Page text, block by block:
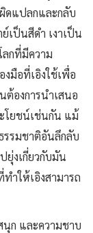
ดแปลกและกลับ
เป็นสีดำ เงาเป็น
กที่มีความ
มือที่เอิงใช้เพื่อ
ต้องการนำเสนอ
โยชน์เช่นกัน แม้
รมชาติอันลึกลับ
ยุ่งเกี่ยวกับมัน
ำให้เอิงสามารถ
ก และความชาบ